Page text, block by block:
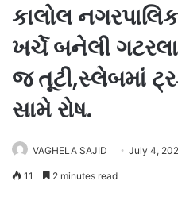
કાલોલ
ખર્ચે બનેલી
જ તૂટી,સ્લેબમાં
સામે રોષ.
VAGHELA SAJID July 4,
11 2 minutes read